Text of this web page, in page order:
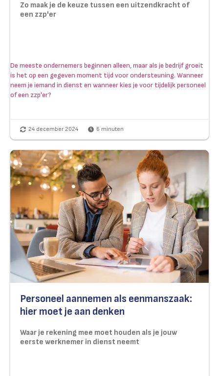
Zo maak je de keuze tussen een uitzendkracht of
een zzp'er
De meeste ondernemers beginnen alleen, maar als je bedrijf groeit
is het op een gegeven moment tijd voor ondersteuning. Wanneer
neem je iemand in dienst en wanneer kies je voor tijdelijk personeel
of een zzp'er?
24 december 2024 6 minuten
Personeel aannemen als eenmanszaak:
hier moet je aan denken
Waar je rekening mee moet houden als je jouw
eerste werknemer in dienst neemt